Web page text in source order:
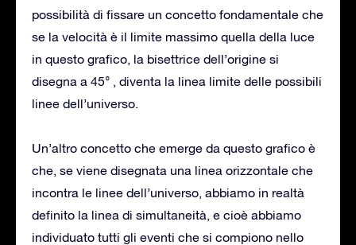
possibilità di fissare un concetto fondamentale che
se la velocità è il limite massimo quella della luce
in questo grafico, la bisettrice dell’origine si
disegna a 45° , diventa la linea limite delle possibili
linee dell’universo.
Un’altro concetto che emerge da questo grafico è
che, se viene disegnata una linea orizzontale che
incontra le linee dell’universo, abbiamo in realtà
definito la linea di simultaneità, e cioè abbiamo
individuato tutti gli eventi che si compiono nello